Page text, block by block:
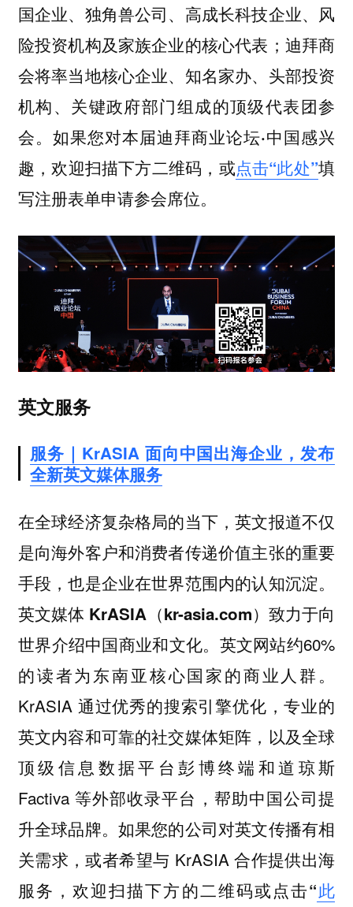
国企业、独角兽公司、高成长科技企业、风
险投资机构及家族企业的核心代表；迪拜商
会将率当地核心企业、知名家办、头部投资
机构、关键政府部门组成的顶级代表团参
会。 如果您对本届迪拜商业论坛·中国感兴
趣，欢迎扫描下方二维码，或点击“此处”填
写注册表单申请参会席位。
英文服务
服务｜KrASIA 面向中国出海企业，发布
全新英文媒体服务
在全球经济复杂格局的当下，英文报道不仅
是向海外客户和消费者传递价值主张的重要
手段，也是企业在世界范围内的认知沉淀。
英文媒体 KrASIA（kr-asia.com）致力于向
世界介绍中国商业和文化。 英文网站约60%
的读者为东南亚核心国家的商业人群。
KrASIA 通过优秀的搜索引擎优化，专业的
英文内容和可靠的社交媒体矩阵，以及全球
顶级信息数据平台彭博终端和道琼斯
Factiva 等外部收录平台，帮助中国公司提
升全球品牌。如果您的公司对英文传播有相
关需求，或者希望与 KrASIA 合作提供出海
服务，欢迎扫描下方的二维码或点击“此